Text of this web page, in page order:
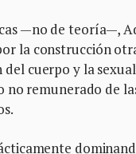
—no de teoría—,
la construcción
cuerpo y la
remunerado de